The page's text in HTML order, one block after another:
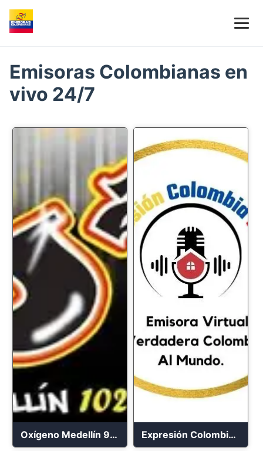
Emisoras Colombianas en
vivo 24/7
Oxígeno Medellín 90.9 FM en vivo Expresión Colombia Radio en vivo 24/7